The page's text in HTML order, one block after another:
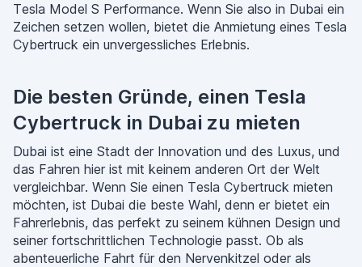
Tesla Model S Performance. Wenn Sie also in Dubai ein
Zeichen setzen wollen, bietet die Anmietung eines Tesla
Cybertruck ein unvergessliches Erlebnis.
Die besten Gründe, einen Tesla
Cybertruck in Dubai zu mieten
Dubai ist eine Stadt der Innovation und des Luxus, und
das Fahren hier ist mit keinem anderen Ort der Welt
vergleichbar. Wenn Sie einen Tesla Cybertruck mieten
möchten, ist Dubai die beste Wahl, denn er bietet ein
Fahrerlebnis, das perfekt zu seinem kühnen Design und
seiner fortschrittlichen Technologie passt. Ob als
abenteuerliche Fahrt für den Nervenkitzel oder als